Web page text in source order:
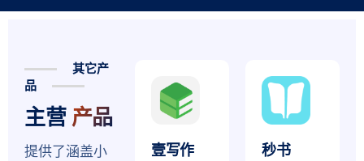
其它产
品
主营 产品
提供了涵盖小
壹写作 秒书